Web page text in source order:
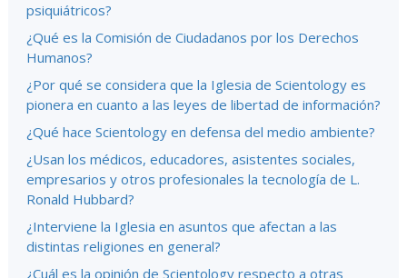
psiquiátricos?
¿Qué es la Comisión de Ciudadanos por los Derechos
Humanos?
¿Por qué se considera que la Iglesia de Scientology es
pionera en cuanto a las leyes de libertad de información?
¿Qué hace Scientology en defensa del medio ambiente?
¿Usan los médicos, educadores, asistentes sociales,
empresarios y otros profesionales la tecnología de L.
Ronald Hubbard?
¿Interviene la Iglesia en asuntos que afectan a las
distintas religiones en general?
¿Cuál es la opinión de Scientology respecto a otras